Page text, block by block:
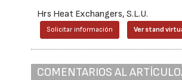
Hrs Heat Exchangers, S.L.U.
Solicitar información Ver stand
COMENTARIOS AL